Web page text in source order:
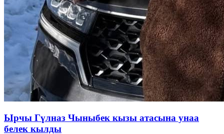
Ырчы Гүлназ Чыныбек кызы атасына унаа
белек кылды